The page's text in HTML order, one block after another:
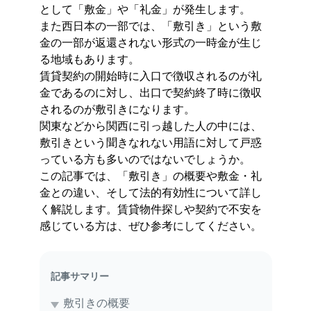
として「敷金」や「礼金」が発生します。
また西日本の一部では、「敷引き」という敷
金の一部が返還されない形式の一時金が生じ
る地域もあります。
賃貸契約の開始時に 入口で徴収されるのが礼
金であるのに対し、 出口で契約終了時に徴収
されるのが敷引きになります。
関東などから関西に引っ越した人の中には、
敷引きという聞きなれない用語に対して戸惑
っている方も多いのではないでしょうか。
この記事では、「敷引き」の概要や敷金・礼
金との違い、そして法的有効性について詳し
く解説します。賃貸物件探しや契約で不安を
感じている方は、ぜひ参考にしてください。
記事サマリー
敷引きの概要